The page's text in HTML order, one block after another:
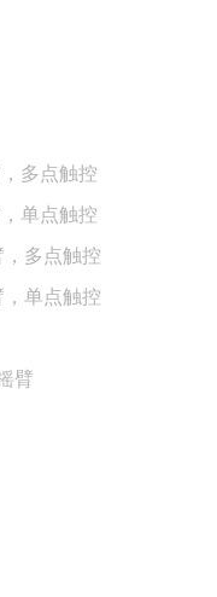
多点触控
单点触控
多点触控
单点触控
臂